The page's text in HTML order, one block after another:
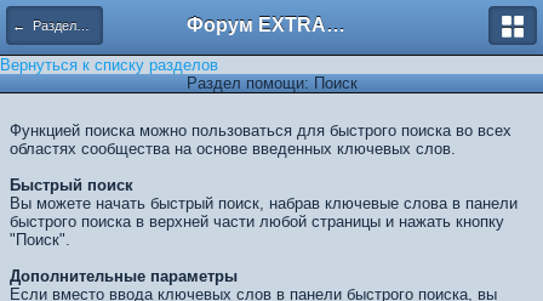
← Разделы помощи Форум EXTRACTOR.ru
Вернуться к списку разделов
Раздел помощи: Поиск
Функцией поиска можно пользоваться для быстрого поиска во всех
областях сообщества на основе введенных ключевых слов.
Быстрый поиск
Вы можете начать быстрый поиск, набрав ключевые слова в панели
быстрого поиска в верхней части любой страницы и нажать кнопку
"Поиск".
Дополнительные параметры
Если вместо ввода ключевых слов в панели быстрого поиска, вы